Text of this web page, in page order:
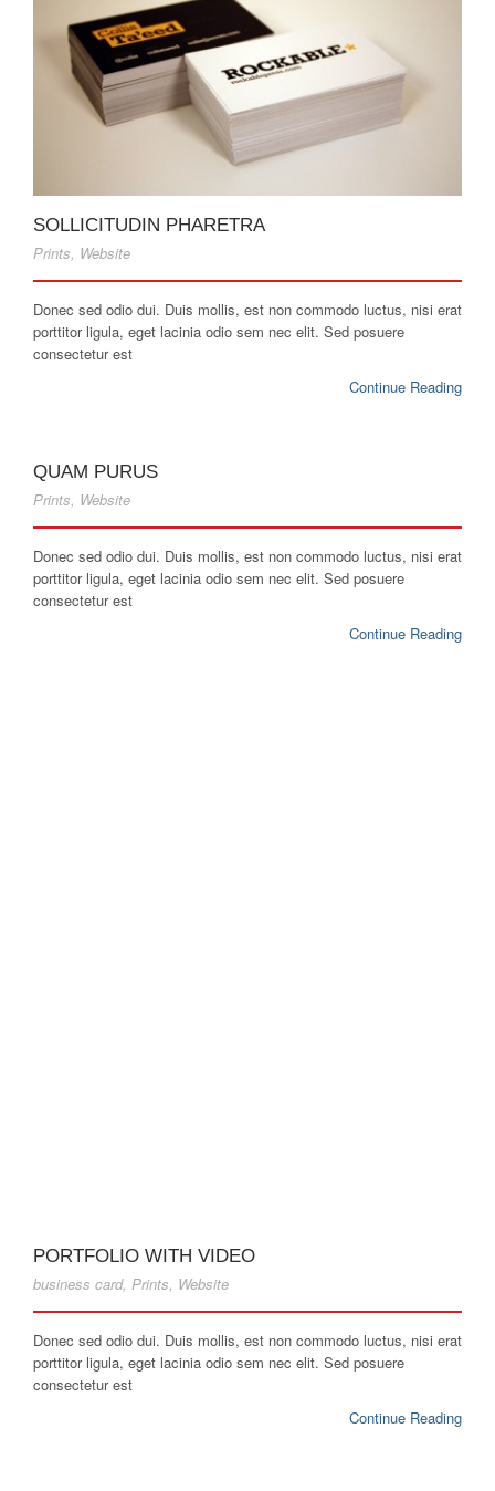
SOLLICITUDIN PHARETRA
Prints, Website
Donec sed odio dui. Duis mollis, est non commodo luctus, nisi erat
porttitor ligula, eget lacinia odio sem nec elit. Sed posuere
consectetur est
Continue Reading
QUAM PURUS
Prints, Website
Donec sed odio dui. Duis mollis, est non commodo luctus, nisi erat
porttitor ligula, eget lacinia odio sem nec elit. Sed posuere
consectetur est
Continue Reading
PORTFOLIO WITH VIDEO
business card, Prints, Website
Donec sed odio dui. Duis mollis, est non commodo luctus, nisi erat
porttitor ligula, eget lacinia odio sem nec elit. Sed posuere
consectetur est
Continue Reading